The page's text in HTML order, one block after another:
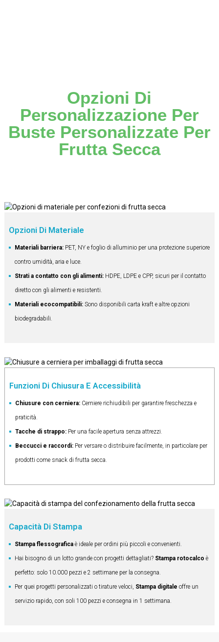
Opzioni Di
Personalizzazione Per
Buste Personalizzate Per
Frutta Secca
Opzioni Di Materiale
Materiali barriera:PET, NY e foglio di alluminio per una protezione superiore
contro umidità, aria e luce.
Strati a contatto con gli alimenti: HDPE, LDPE e CPP, sicuri per il contatto
diretto con gli alimenti e resistenti.
Materiali ecocompatibili: Sono disponibili carta kraft e altre opzioni
biodegradabili.
Funzioni Di Chiusura E Accessibilità
Chiusure con cerniera:Cerniere richiudibili per garantire freschezza e
praticità.
Tacche di strappo:Per una facile apertura senza attrezzi.
Beccucci e raccordi:Per versare o distribuire facilmente, in particolare per
prodotti come snack di frutta secca.
Capacità Di Stampa
Stampa flessograficaè ideale per ordini più piccoli e convenienti.
Hai bisogno di un lotto grande con progetti dettagliati? Stampa rotocalco è
perfetto: solo 10.000 pezzi e 2 settimane per la consegna.
Per quei progetti personalizzati o tirature veloci, Stampa digitale offre un
servizio rapido, con soli 100 pezzi e consegna in 1 settimana.